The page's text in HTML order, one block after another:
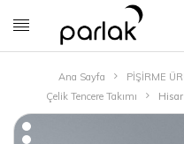
Ana Sayfa PİŞİRME
Çelik Tencere Takımı